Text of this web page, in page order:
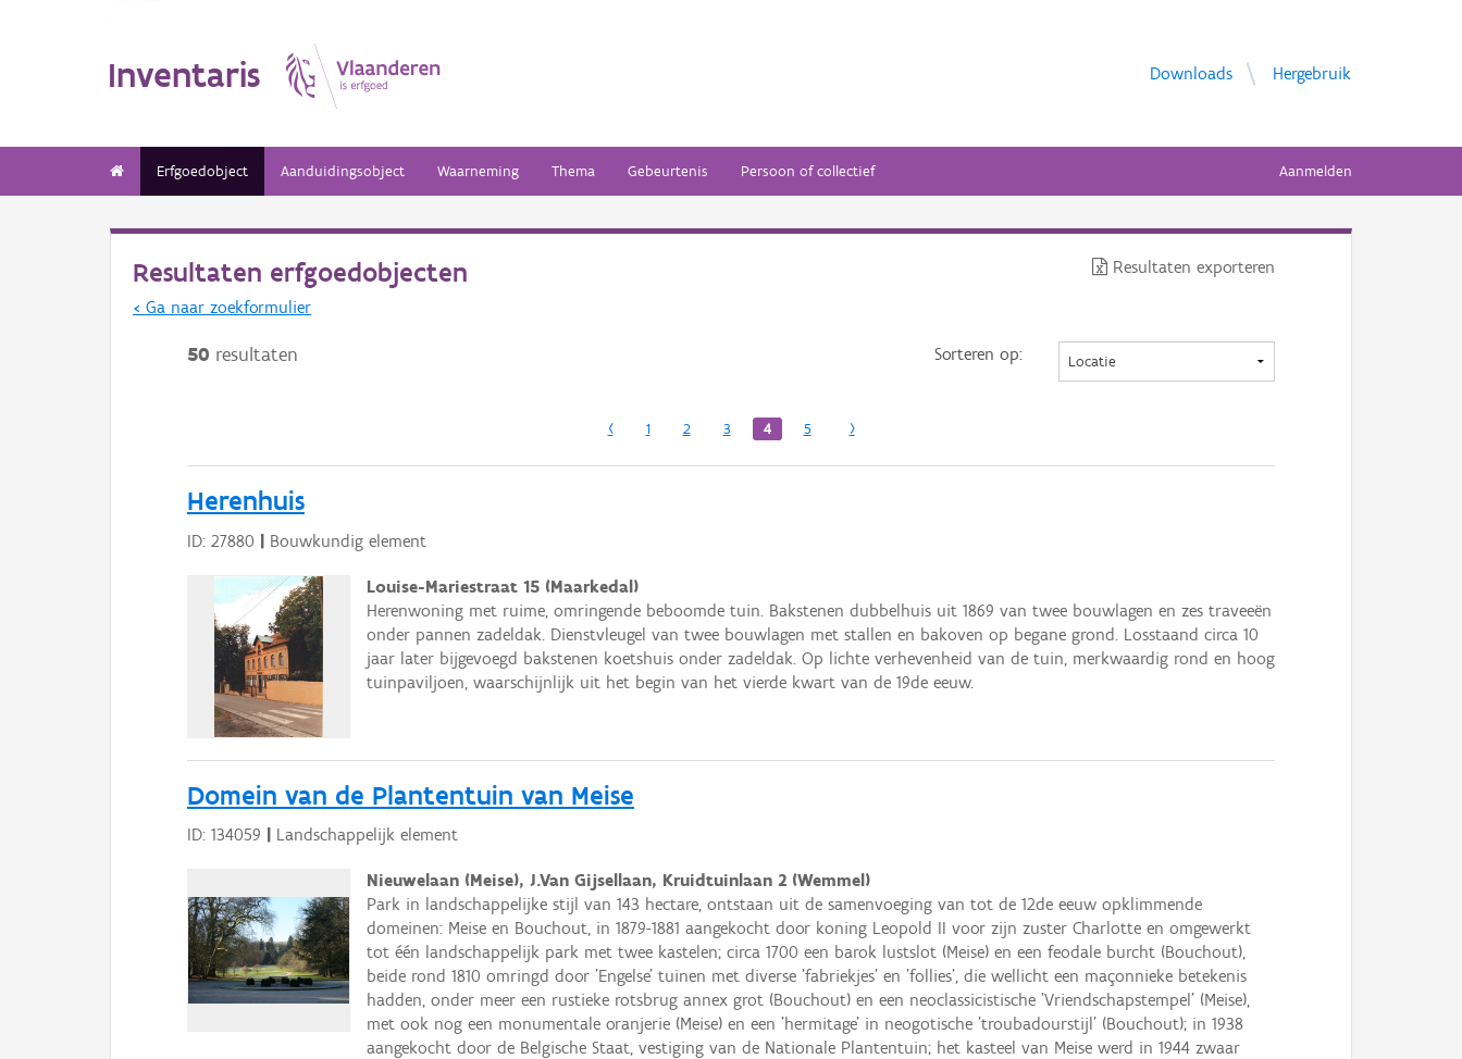
Inventaris Downloads Hergebruik
Erfgoedobject Aanduidingsobject Waarneming Thema Gebeurtenis Persoon of collectief Aanmelden
Resultaten erfgoedobjecten
< Ga naar zoekformulier
Resultaten exporteren
50 resultaten Sorteren op:
‹ 1 2 3 4 5 ›
Herenhuis
ID: 27880 | Bouwkundig element
Louise-Mariestraat 15 (Maarkedal)
Herenwoning met ruime, omringende beboomde tuin. Bakstenen dubbelhuis uit 1869 van twee bouwlagen en zes traveeën
onder pannen zadeldak. Dienstvleugel van twee bouwlagen met stallen en bakoven op begane grond. Losstaand circa 10
jaar later bijgevoegd bakstenen koetshuis onder zadeldak. Op lichte verhevenheid van de tuin, merkwaardig rond en hoog
tuinpaviljoen, waarschijnlijk uit het begin van het vierde kwart van de 19de eeuw.
Domein van de Plantentuin van Meise
ID: 134059 | Landschappelijk element
Nieuwelaan (Meise), J.Van Gijsellaan, Kruidtuinlaan 2 (Wemmel)
Park in landschappelijke stijl van 143 hectare, ontstaan uit de samen­voeging van tot de 12de eeuw opklimmende
domeinen: Meise en Bouchout, in 1879-1881 aangekocht door koning Leopold II voor zijn zuster Charlotte en omgewerkt
tot één landschappelijk park met twee kastelen; circa 1700 een barok lustslot (Meise) en een feodale burcht (Bouchout),
beide rond 1810 omringd door 'Engelse' tuinen met diverse 'fabriekjes' en 'follies', die wellicht een maçonnieke betekenis
hadden, onder meer een rustieke rotsbrug annex grot (Bouchout) en een neoclassicistische 'Vriendschapstempel' (Meise),
met ook nog een monumentale oranjerie (Meise) en een 'hermitage' in neogotische 'troubadourstijl' (Bouchout); in 1938
aangekocht door de Belgische Staat, vestiging van de Nationale Plantentuin; het kasteel van Meise werd in 1944 zwaar